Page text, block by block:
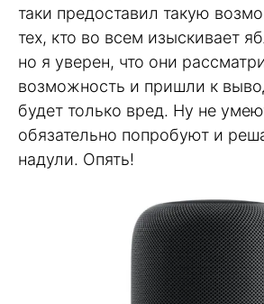
таки предоставил такую
тех, кто во всем изыскивает
но я уверен, что они
возможность и пришли к
будет только вред. Ну не
обязательно попробуют и
надули. Опять!